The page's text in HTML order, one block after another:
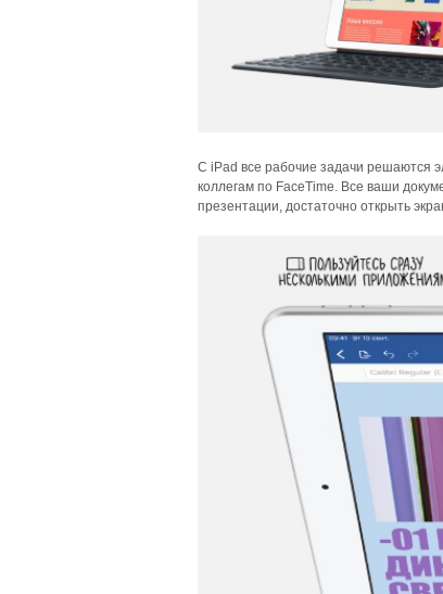
С iPad все рабочие задачи решаются
коллегам по FaceTime. Все ваши
презентации, достаточно открыть